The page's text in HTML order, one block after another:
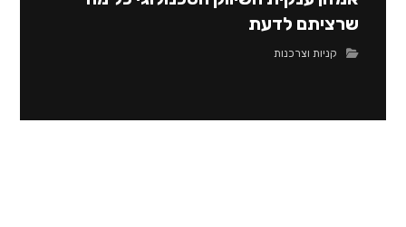
שרציתם לדעת
קניות וצרכנות